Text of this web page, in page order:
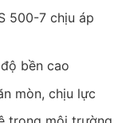
500-7 chịu áp
bền cao
mòn, chịu lực